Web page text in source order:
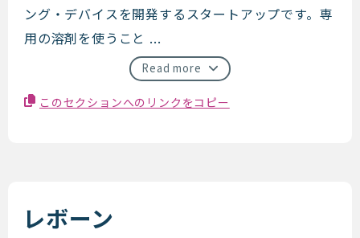
ング・デバイスを開発するスタートアップです。専
用の溶剤を使うこと ...
Read more
このセクションへのリンクをコピー
レボーン